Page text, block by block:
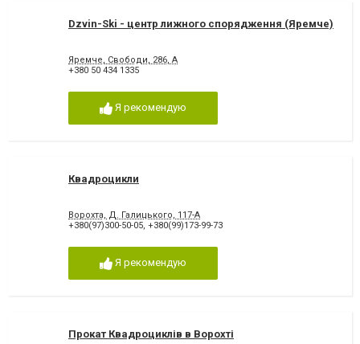
Dzvin-Ski - центр лижного спорядження (Яремче)
Яремче, Свободи, 286, А
+380 50 434 1335
Я рекомендую
Квадроцикли
Ворохта, Д. Галицького, 117-А
+380(97)300-50-05, +380(99)173-99-73
Я рекомендую
Прокат Квадроциклів в Ворохті